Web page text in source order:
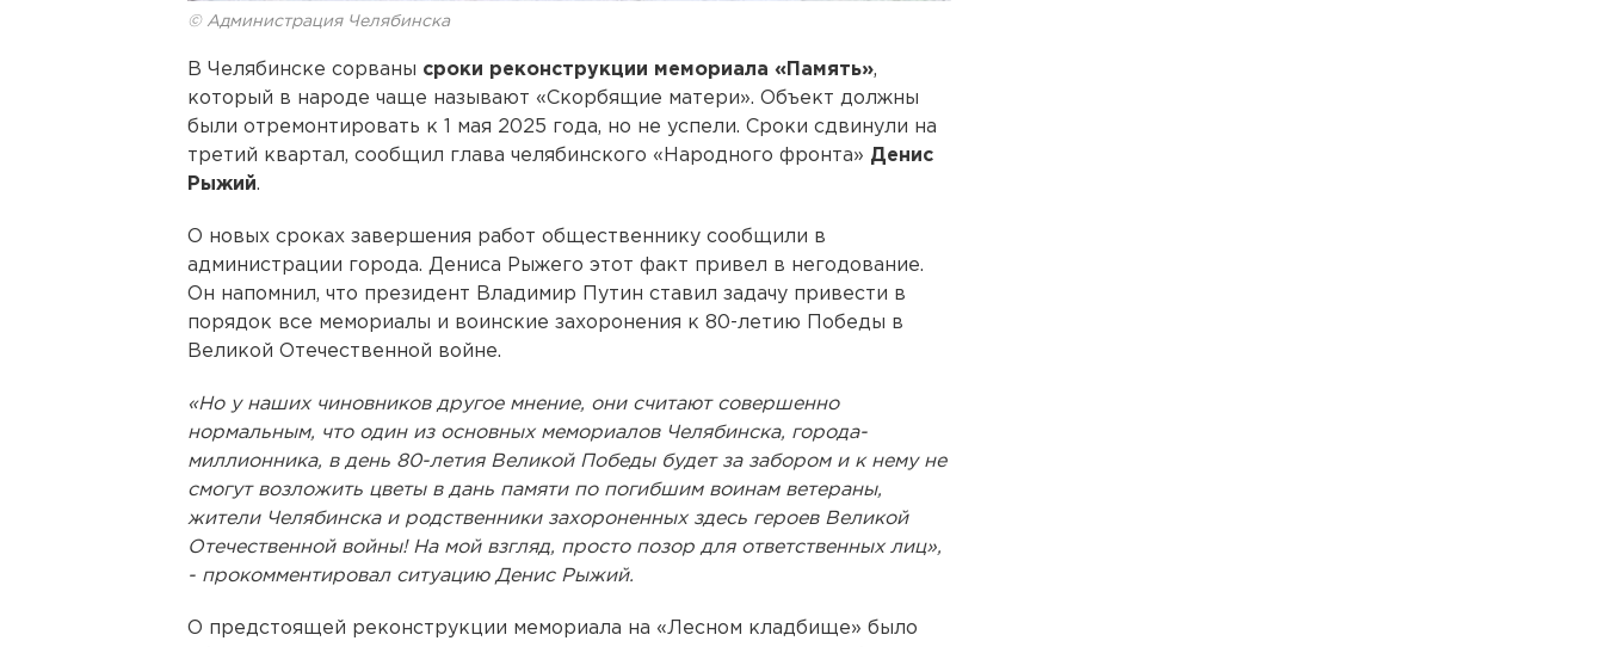
© Администрация Челябинска
В Челябинске сорваны сроки реконструкции мемориала «Память»,
который в народе чаще называют «Скорбящие матери». Объект должны
были отремонтировать к 1 мая 2025 года, но не успели. Сроки сдвинули на
третий квартал, сообщил глава челябинского «Народного фронта» Денис
Рыжий.
О новых сроках завершения работ общественнику сообщили в
администрации города. Дениса Рыжего этот факт привел в негодование.
Он напомнил, что президент Владимир Путин ставил задачу привести в
порядок все мемориалы и воинские захоронения к 80-летию Победы в
Великой Отечественной войне.
«Но у наших чиновников другое мнение, они считают совершенно
нормальным, что один из основных мемориалов Челябинска, города-
миллионника, в день 80-летия Великой Победы будет за забором и к нему не
смогут возложить цветы в дань памяти по погибшим воинам ветераны,
жители Челябинска и родственники захороненных здесь героев Великой
Отечественной войны! На мой взгляд, просто позор для ответственных лиц»,
- прокомментировал ситуацию Денис Рыжий.
О предстоящей реконструкции мемориала на «Лесном кладбище» было